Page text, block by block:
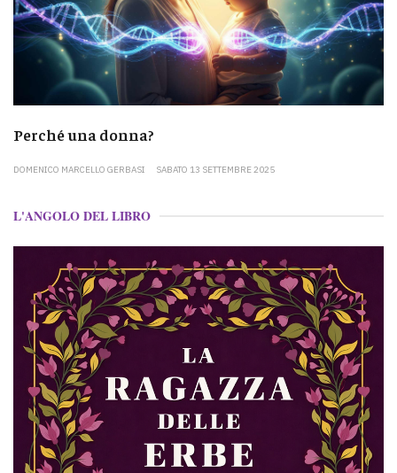
Perché una donna?
DOMENICO MARCELLO GERBASI SABATO 13 SETTEMBRE 2025
L'ANGOLO DEL LIBRO